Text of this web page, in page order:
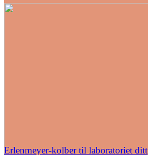
Erlenmeyer-kolber til laboratoriet ditt